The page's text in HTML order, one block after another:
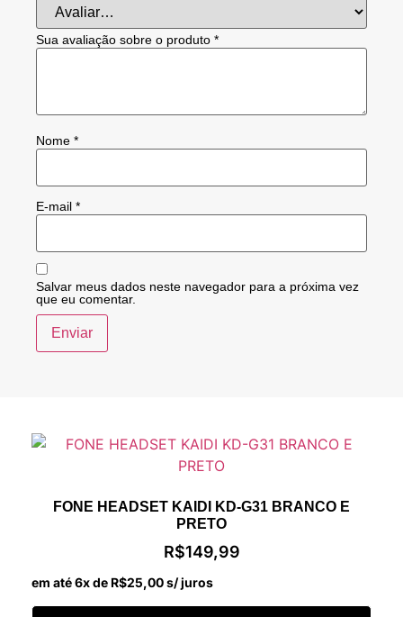
Sua avaliação sobre o produto *
Nome *
E-mail *
Salvar meus dados neste navegador para a próxima vez
que eu comentar.
FONE HEADSET KAIDI KD-G31 BRANCO E
PRETO
R$149,99
em até 6x de R$25,00s/ juros